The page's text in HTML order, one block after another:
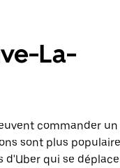
La-
commander un
sont plus
d'Uber qui se